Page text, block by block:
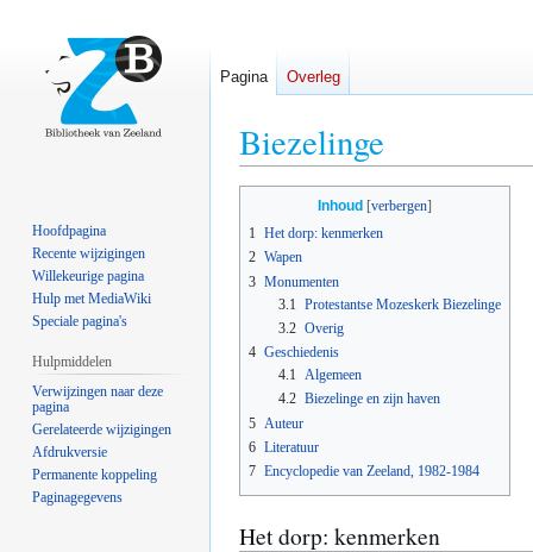
Biezelinge
navigatie
springen
zoeken
springen
Inhoud
1 Het dorp: kenmerken
2 Wapen
3 Monumenten
3.1
Protestantse Mozeskerk Biezelinge
3.2 Overig
4 Geschiedenis
4.1 Algemeen
4.2 Biezelinge en zijn haven
5 Auteur
6 Literatuur
7 Encyclopedie van Zeeland, 1982-1984
Het dorp: kenmerken
Pagina Overleg
Hoofdpagina
Recente wijzigingen
Willekeurige pagina
Hulp met MediaWiki
Speciale pagina's
Hulpmiddelen
Verwijzingen naar deze
pagina
Gerelateerde wijzigingen
Afdrukversie
Permanente koppeling
Paginagegevens